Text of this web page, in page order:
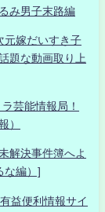
み男子末路編
元嫁だいすき子
題な動画取り上
芸能情報局！
）
解決事件簿へよ
な編）]
益便利情報サイ